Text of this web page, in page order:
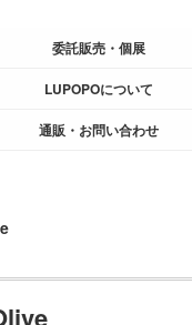
委託販売・個展
LUPOPOについて
通販・お問い合わせ